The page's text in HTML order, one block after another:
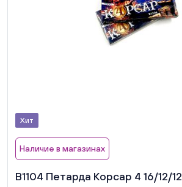
Хит
Наличие в магазинах
В1104 Петарда Корсар 4 16/12/12